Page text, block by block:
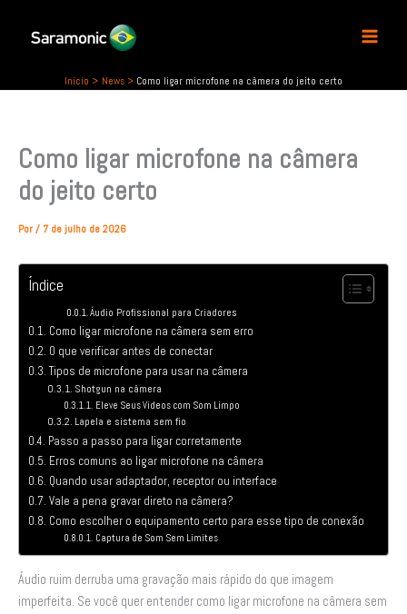
Início News Como ligar microfone na câmera do jeito certo
Como ligar microfone na câmera
do jeito certo
Por / 7 de julho de 2026
Índice
Áudio Profissional para Criadores
Como ligar microfone na câmera sem erro
O que verificar antes de conectar
Tipos de microfone para usar na câmera
Shotgun na câmera
Eleve Seus Vídeos com Som Limpo
Lapela e sistema sem fio
Passo a passo para ligar corretamente
Erros comuns ao ligar microfone na câmera
Quando usar adaptador, receptor ou interface
Vale a pena gravar direto na câmera?
Como escolher o equipamento certo para esse tipo de conexão
Captura de Som Sem Limites
Áudio ruim derruba uma gravação mais rápido do que imagem
imperfeita. Se você quer entender como ligar microfone na câmera sem
r